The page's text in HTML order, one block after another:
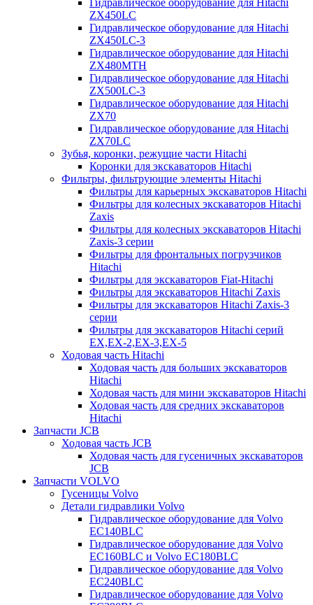
Гидравлическое оборудование для Hitachi
ZX450LC
Гидравлическое оборудование для Hitachi
ZX450LC-3
Гидравлическое оборудование для Hitachi
ZX480MTH
Гидравлическое оборудование для Hitachi
ZX500LC-3
Гидравлическое оборудование для Hitachi
ZX70
Гидравлическое оборудование для Hitachi
ZX70LC
Зубья, коронки, режущие части Hitachi
Коронки для экскаваторов Hitachi
Фильтры, фильтрующие элементы Hitachi
Фильтры для карьерных экскаваторов Hitachi
Фильтры для колесных экскаваторов Hitachi
Zaxis
Фильтры для колесных экскаваторов Hitachi
Zaxis-3 серии
Фильтры для фронтальных погрузчиков
Hitachi
Фильтры для экскаваторов Fiat-Hitachi
Фильтры для экскаваторов Hitachi Zaxis
Фильтры для экскаваторов Hitachi Zaxis-3
серии
Фильтры для экскаваторов Hitachi серий
EX,EX-2,EX-3,EX-5
Ходовая часть Hitachi
Ходовая часть для больших экскаваторов
Hitachi
Ходовая часть для мини экскаваторов Hitachi
Ходовая часть для средних экскаваторов
Hitachi
Запчасти JCB
Ходовая часть JCB
Ходовая часть для гусеничных экскаваторов
JCB
Запчасти VOLVO
Гусеницы Volvo
Детали гидравлики Volvo
Гидравлическое оборудование для Volvo
EC140BLC
Гидравлическое оборудование для Volvo
EC160BLC и Volvo EC180BLC
Гидравлическое оборудование для Volvo
EC240BLC
Гидравлическое оборудование для Volvo